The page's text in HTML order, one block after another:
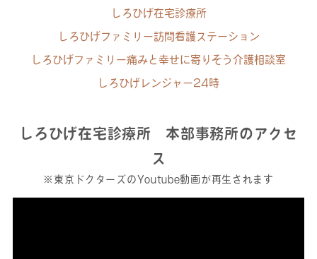
しろひげ在宅診療所
しろひげファミリー訪問看護ステーション
しろひげファミリー痛みと幸せに寄りそう介護相談室
しろひげレンジャー24時
しろひげ在宅診療所 本部事務所のアクセ
ス
※東京ドクターズのYoutube動画が再生されます